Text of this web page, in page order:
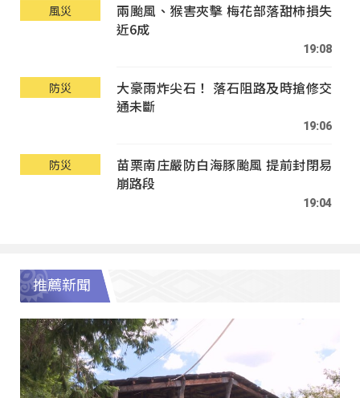
風災
兩颱風、猴害夾擊 梅花部落甜柿損失
近6成
19:08
防災
大豪雨炸尖石！ 落石阻路及時搶修交
通未斷
19:06
防災
苗栗南庄嚴防白海豚颱風 提前封閉易
崩路段
19:04
推薦新聞